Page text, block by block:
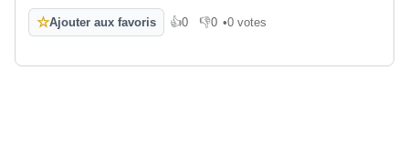
☆Ajouter aux favoris 👍0
J'aime 👎0
Je n'aime pas
•0 votes